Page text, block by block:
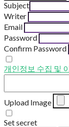
Subject
Writer
Email
Password
Confirm Password
개인정보 수집 및
Upload Image
Set secret